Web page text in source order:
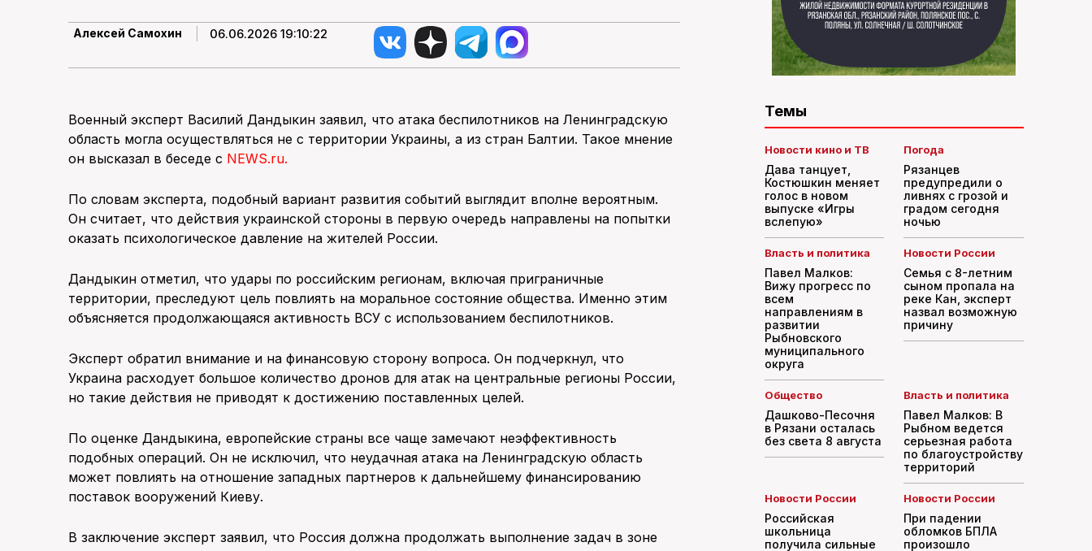
Алексей Самохин 06.06.2026 19:10:22
Военный эксперт Василий Дандыкин заявил, что атака беспилотников на Ленинградскую
область могла осуществляться не с территории Украины, а из стран Балтии. Такое мнение
он высказал в беседе с NEWS.ru.
По словам эксперта, подобный вариант развития событий выглядит вполне вероятным.
Он считает, что действия украинской стороны в первую очередь направлены на попытки
оказать психологическое давление на жителей России.
Дандыкин отметил, что удары по российским регионам, включая приграничные
территории, преследуют цель повлиять на моральное состояние общества. Именно этим
объясняется продолжающаяся активность ВСУ с использованием беспилотников.
Эксперт обратил внимание и на финансовую сторону вопроса. Он подчеркнул, что
Украина расходует большое количество дронов для атак на центральные регионы России,
но такие действия не приводят к достижению поставленных целей.
По оценке Дандыкина, европейские страны все чаще замечают неэффективность
подобных операций. Он не исключил, что неудачная атака на Ленинградскую область
может повлиять на отношение западных партнеров к дальнейшему финансированию
поставок вооружений Киеву.
В заключение эксперт заявил, что Россия должна продолжать выполнение задач в зоне
Темы
Новости кино и ТВ
Дава танцует,
Костюшкин меняет
голос в новом
выпуске «Игры
вслепую»
Погода
Рязанцев
предупредили о
ливнях с грозой и
градом сегодня
ночью
Власть и политика
Павел Малков:
Вижу прогресс по
всем
направлениям в
развитии
Рыбновского
муниципального
округа
Новости России
Семья с 8-летним
сыном пропала на
реке Кан, эксперт
назвал возможную
причину
Общество
Дашково-Песочня
в Рязани осталась
без света 8 августа
Власть и политика
Павел Малков: В
Рыбном ведется
серьезная работа
по благоустройству
территорий
Новости России
Российская
школьница
получила сильные
Новости России
При падении
обломков БПЛА
произошло